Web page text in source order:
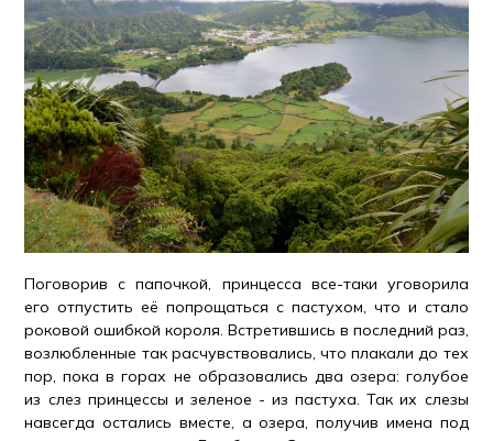
Поговорив с папочкой, принцесса все-таки уговорила
его отпустить её попрощаться с пастухом, что и стало
роковой ошибкой короля. Встретившись в последний раз,
возлюбленные так расчувствовались, что плакали до тех
пор, пока в горах не образовались два озера: голубое
из слез принцессы и зеленое - из пастуха. Так их слезы
навсегда остались вместе, а озера, получив имена под